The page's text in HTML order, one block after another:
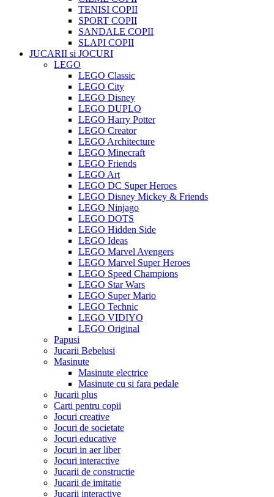
TENISI COPII
SPORT COPII
SANDALE COPII
SLAPI COPII
JUCARII si JOCURI
LEGO
LEGO Classic
LEGO City
LEGO Disney
LEGO DUPLO
LEGO Harry Potter
LEGO Creator
LEGO Architecture
LEGO Minecraft
LEGO Friends
LEGO Art
LEGO DC Super Heroes
LEGO Disney Mickey & Friends
LEGO Ninjago
LEGO DOTS
LEGO Hidden Side
LEGO Ideas
LEGO Marvel Avengers
LEGO Marvel Super Heroes
LEGO Speed Champions
LEGO Star Wars
LEGO Super Mario
LEGO Technic
LEGO VIDIYO
LEGO Original
Papusi
Jucarii Bebelusi
Masinute
Masinute electrice
Masinute cu si fara pedale
Jucarii plus
Carti pentru copii
Jocuri creative
Jocuri de societate
Jocuri educative
Jocuri in aer liber
Jocuri interactive
Jucarii de constructie
Jucarii de imitatie
Jucarii interactive